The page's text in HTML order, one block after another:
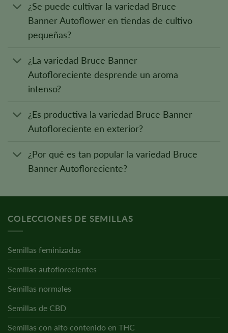
¿Se puede cultivar la variedad Bruce
Banner Autoflower en tiendas de cultivo
pequeñas?
¿La variedad Bruce Banner
Autofloreciente desprende un aroma
intenso?
¿Es productiva la variedad Bruce Banner
Autofloreciente en exterior?
¿Por qué es tan popular la variedad Bruce
Banner Autofloreciente?
COLECCIONES DE SEMILLAS
Semillas feminizadas
Semillas autoflorecientes
Semillas normales
Semillas de CBD
Semillas con alto contenido en THC